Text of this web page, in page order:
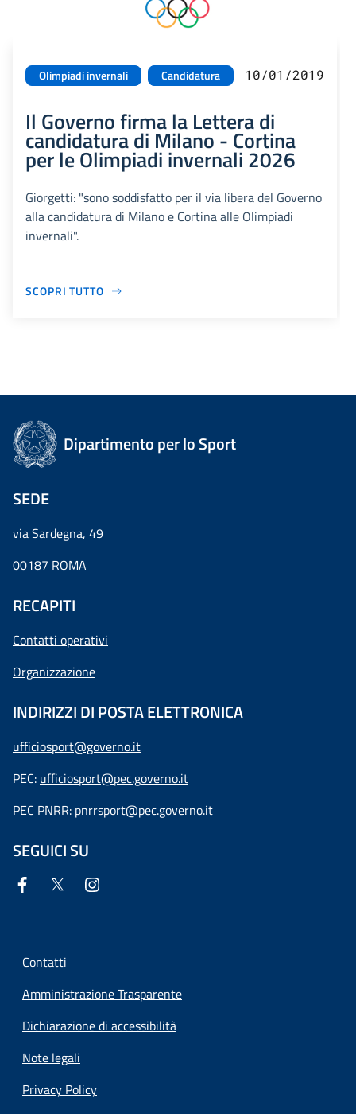
Olimpiadi invernali Candidatura 10/01/2019
Il Governo firma la Lettera di
candidatura di Milano - Cortina
per le Olimpiadi invernali 2026
Giorgetti: "sono soddisfatto per il via libera del Governo
alla candidatura di Milano e Cortina alle Olimpiadi
invernali".
SCOPRI TUTTO
Dipartimento per lo Sport
SEDE
via Sardegna, 49
00187 ROMA
RECAPITI
Contatti operativi
Organizzazione
INDIRIZZI DI POSTA ELETTRONICA
ufficiosport@governo.it
PEC: ufficiosport@pec.governo.it
PEC PNRR: pnrrsport@pec.governo.it
SEGUICI SU
Contatti
Amministrazione Trasparente
Dichiarazione di accessibilità
Note legali
Privacy Policy